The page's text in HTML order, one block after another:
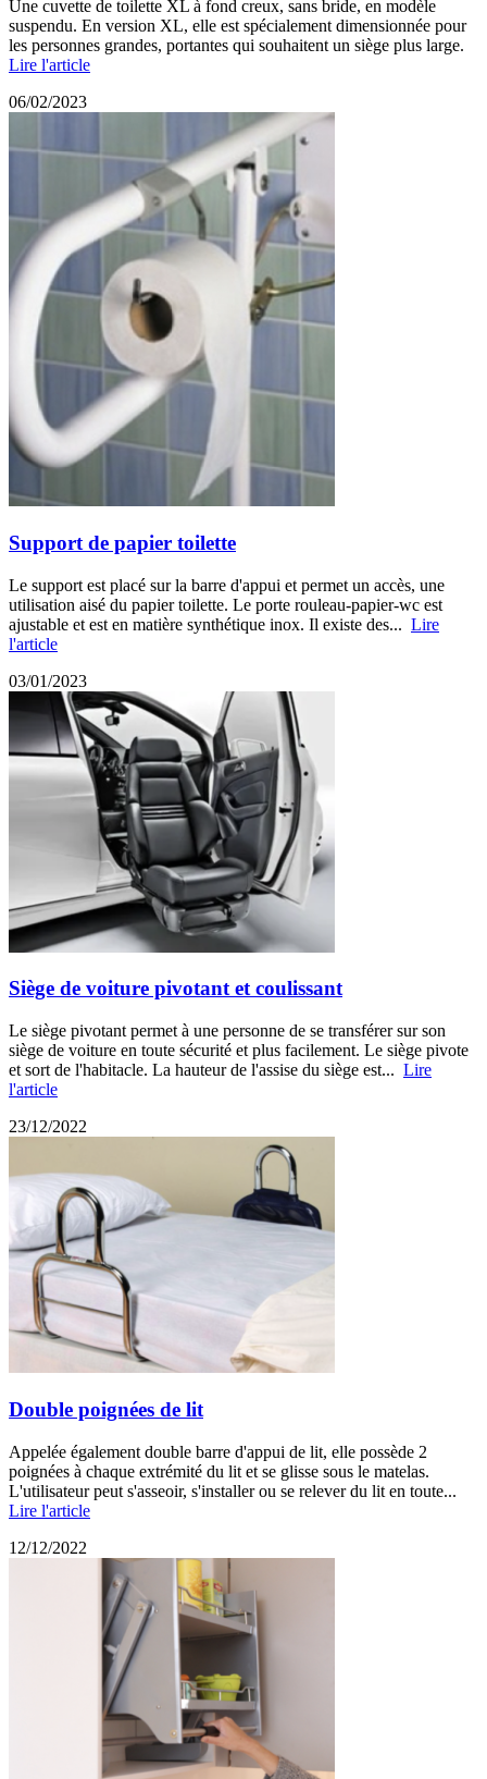
Une cuvette de toilette XL à fond creux, sans bride, en modèle
suspendu. En version XL, elle est spécialement dimensionnée pour
les personnes grandes, portantes qui souhaitent un siège plus large.
Lire l'article
06/02/2023
Support de papier toilette
Le support est placé sur la barre d'appui et permet un accès, une
utilisation aisé du papier toilette. Le porte rouleau-papier-wc est
ajustable et est en matière synthétique inox. Il existe des... Lire
l'article
03/01/2023
Siège de voiture pivotant et coulissant
Le siège pivotant permet à une personne de se transférer sur son
siège de voiture en toute sécurité et plus facilement. Le siège pivote
et sort de l'habitacle. La hauteur de l'assise du siège est... Lire
l'article
23/12/2022
Double poignées de lit
Appelée également double barre d'appui de lit, elle possède 2
poignées à chaque extrémité du lit et se glisse sous le matelas.
L'utilisateur peut s'asseoir, s'installer ou se relever du lit en toute...
Lire l'article
12/12/2022